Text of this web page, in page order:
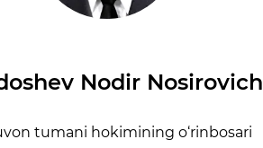
Nodir Nosirovich
tumani hokimining o‘rinbosari